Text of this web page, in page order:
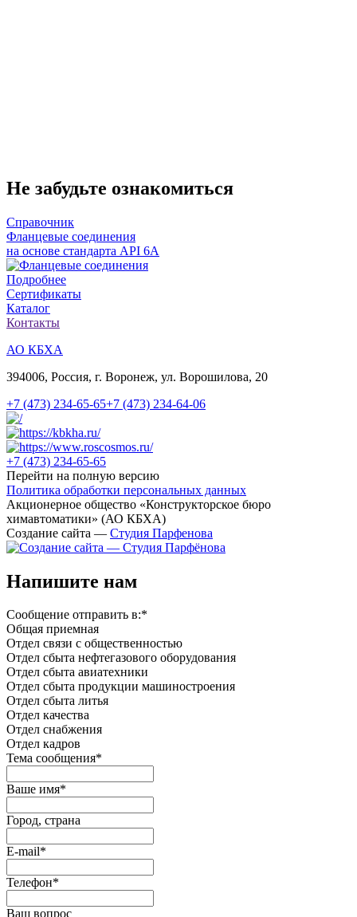
Не забудьте ознакомиться
Справочник
Фланцевые соединения
на основе стандарта API 6A
Подробнее
Сертификаты
Каталог
Контакты
АО КБХА
394006, Россия, г. Воронеж, ул. Ворошилова, 20
+7 (473) 234-65-65+7 (473) 234-64-06
+7 (473) 234-65-65
Перейти на полную версию
Политика обработки персональных данных
Акционерное общество «Конструкторское бюро
химавтоматики» (АО КБХА)
Создание сайта — Студия Парфенова
Напишите нам
Сообщение отправить в:*
Общая приемная
Отдел связи с общественностью
Oтдел сбыта нефтегазового оборудования
Отдел сбыта авиатехники
Отдел сбыта продукции машиностроения
Отдел сбыта литья
Отдел качества
Oтдел снабжения
Отдел кадров
Тема сообщения*
Ваше имя*
Город, страна
E-mail*
Телефон*
Ваш вопрос